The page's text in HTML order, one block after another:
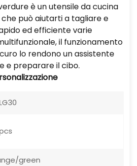
è un utensile da cucina
può aiutarti a tagliare e
ed efficiente varie
il funzionamento
lo rendono un assistente
e preparare il cibo.
green